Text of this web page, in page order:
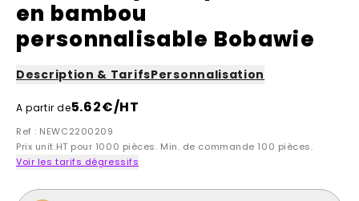
en bambou
personnalisable Bobawie
Description & TarifsPersonnalisation
A partir de5.62€/HT
Ref : NEWC2200209
Prix unit.HT pour 1000 pièces. Min. de commande 100 pièces.
Voir les tarifs dégressifs